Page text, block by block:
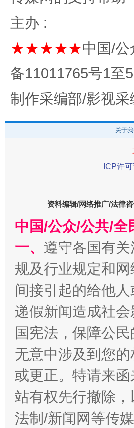
一批国家标准开始实施
以产业富民促振兴
主办 :
★★★★★中国/公
备11011765号1至
制作采编部/影视
关于我
ICP许
资料编辑/网络推广/法律咨
中国/公众/公共/全
一、 遵守各国有
规及行业规定和
间接引起的给他
递假新闻造成社
国宪法，保障公
无意中涉及到您
或更正。特请来
站有权先行撤除
法制/新闻网等传